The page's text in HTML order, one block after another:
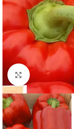
Click to enlarge